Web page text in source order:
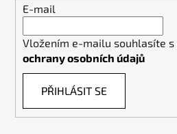
E-mail
Vložením e-mailu souhlasíte s
ochrany osobních údajů
PŘIHLÁSIT SE